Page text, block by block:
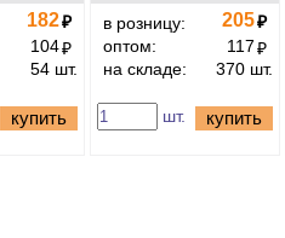
182₽
104₽
54 шт.
купить
в розницу: 205₽
оптом:
117₽
на складе:
370 шт.
шт. купить